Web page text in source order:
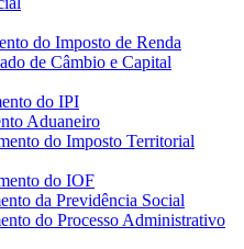
do Imposto de Renda
de Câmbio e Capital
do IPI
Aduaneiro
do Imposto Territorial
do IOF
da Previdência Social
do Processo Administrativo